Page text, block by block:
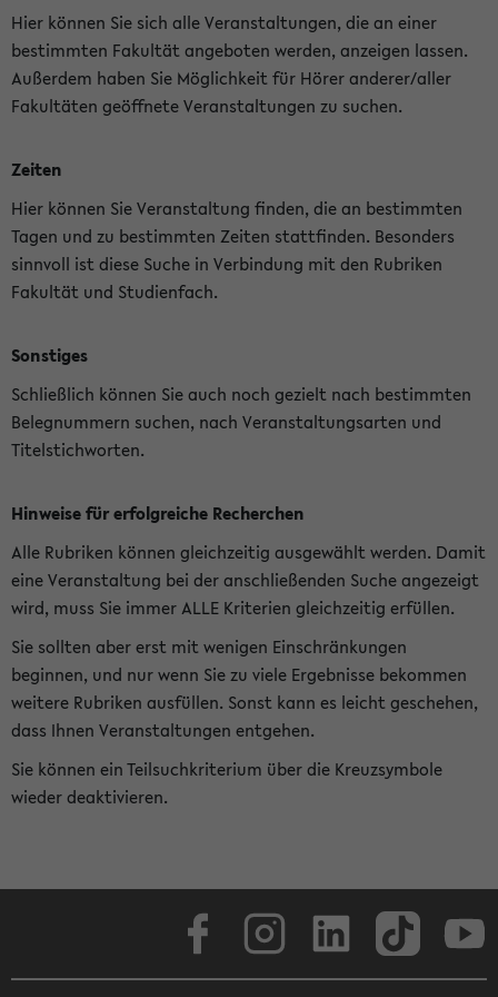
Hier können Sie sich alle Veranstaltungen, die an einer
bestimmten Fakultät angeboten werden, anzeigen lassen.
Außerdem haben Sie Möglichkeit für Hörer anderer/aller
Fakultäten geöffnete Veranstaltungen zu suchen.
Zeiten
Hier können Sie Veranstaltung finden, die an bestimmten
Tagen und zu bestimmten Zeiten stattfinden. Besonders
sinnvoll ist diese Suche in Verbindung mit den Rubriken
Fakultät und Studienfach.
Sonstiges
Schließlich können Sie auch noch gezielt nach bestimmten
Belegnummern suchen, nach Veranstaltungsarten und
Titelstichworten.
Hinweise für erfolgreiche Recherchen
Alle Rubriken können gleichzeitig ausgewählt werden. Damit
eine Veranstaltung bei der anschließenden Suche angezeigt
wird, muss Sie immer ALLE Kriterien gleichzeitig erfüllen.
Sie sollten aber erst mit wenigen Einschränkungen
beginnen, und nur wenn Sie zu viele Ergebnisse bekommen
weitere Rubriken ausfüllen. Sonst kann es leicht geschehen,
dass Ihnen Veranstaltungen entgehen.
Sie können ein Teilsuchkriterium über die Kreuzsymbole
wieder deaktivieren.